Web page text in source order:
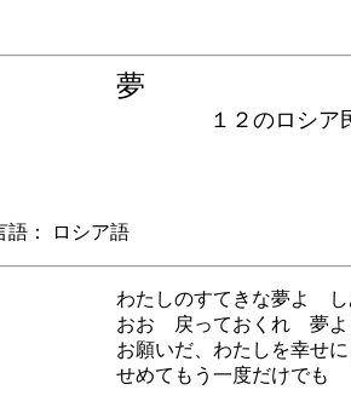
夢
１２のロシア
： ロシア語
わたしのすてきな夢よ し
おお 戻っておくれ 夢よ
お願いだ、わたしを幸せ
せめてもう一度だけでも